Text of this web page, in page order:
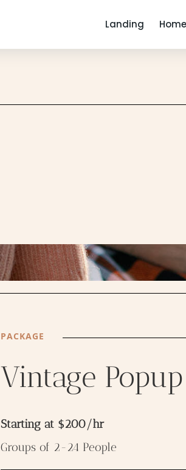
Landing Home
PACKAGE
Vintage
Starting at $200/hr
Groups of 2-24 People